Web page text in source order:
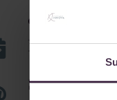
014 522 511